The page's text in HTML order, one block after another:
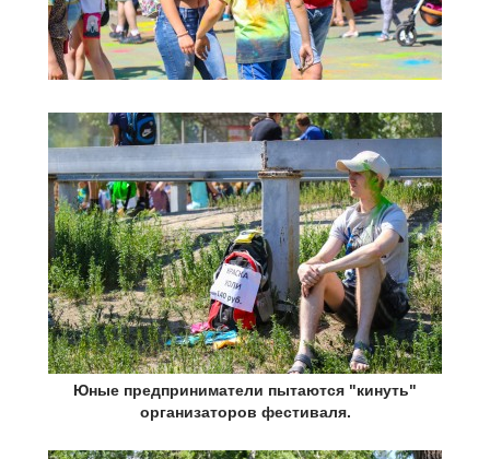
Юные предприниматели пытаются "кинуть"
организаторов фестиваля.